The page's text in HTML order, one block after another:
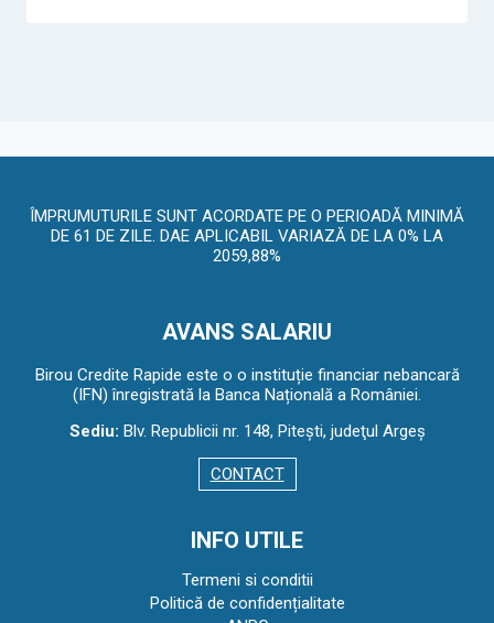
ÎMPRUMUTURILE SUNT ACORDATE PE O PERIOADĂ MINIMĂ
DE 61 DE ZILE. DAE APLICABIL VARIAZĂ DE LA 0% LA
2059,88%
AVANS SALARIU
Birou Credite Rapide este o o instituție financiar nebancară
(IFN) înregistrată la Banca Națională a României.
Sediu: Blv. Republicii nr. 148, Piteşti, judeţul Argeş
CONTACT
INFO UTILE
Termeni si conditii
Politică de confidențialitate